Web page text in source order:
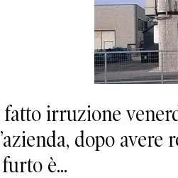
irruzione
dopo avere
è...